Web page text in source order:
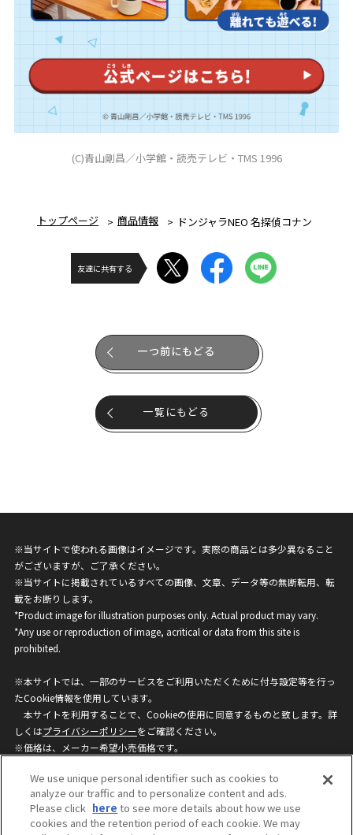
(C)青山剛昌／小学館・読売テレビ・TMS 1996
トップページ 商品情報 ドンジャラNEO 名探偵コナン
友達に共有する
一つ前にもどる
一覧にもどる
※当サイトで使われる画像はイメージです。実際の商品とは多少異なること
がございますが、ご了承ください。
※当サイトに掲載されているすべての画像、文章、データ等の無断転用、転
載をお断りします。
*Product image for illustration purposes only. Actual product may vary.
*Any use or reproduction of image, acritical or data from this site is
prohibited.
※本サイトでは、一部のサービスをご利用いただくために付与設定等を行っ
たCookie情報を使用しています。
本サイトを利用することで、Cookieの使用に同意するものと致します。詳
しくはプライバシーポリシーをご確認ください。
※価格は、メーカー希望小売価格です。
ざいますのでご了承ください。
privacypolicy
Do Not Sell or Share My
We use unique personal identifier such as cookies to
analyze our traffic and to personalize content and ads.
Please click here to see more details about how we use
cookies and the retention period of each cookie. We may